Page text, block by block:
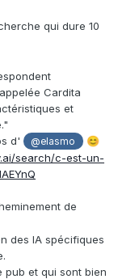
qui dure 10
Cardita
et
d'
@elasmo 😊
search/c-est-un-
de
des IA spécifiques
pub et qui sont bien